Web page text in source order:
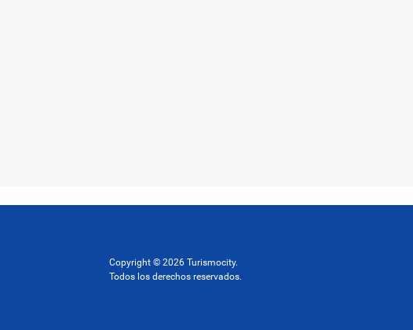
Copyright © 2026 Turismocity.
Todos los derechos reservados.